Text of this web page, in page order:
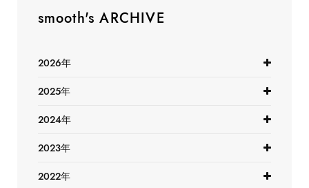
smooth's ARCHIVE
2026年
2025年
2024年
2023年
2022年